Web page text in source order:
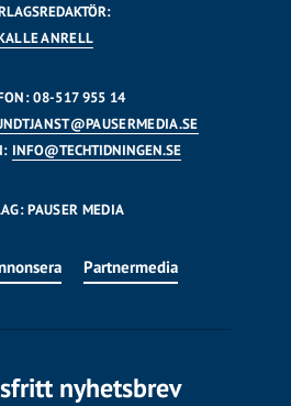
ANRELL
08-517 955 14
INFO@TECHTIDNINGEN.SE
PAUSER MEDIA
Partnermedia
nyhetsbrev